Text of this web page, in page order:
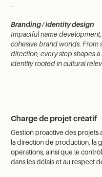
Branding / identity design
Impactful name
cohesive brand worlds. From
direction, every step shapes
identity rooted in cultural
Charge de projet créatif
Gestion proactive des projets
la direction de production, la
opérations, ainsi que le
dans les délais et au respect